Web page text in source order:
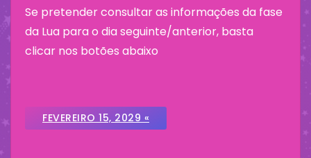
Se pretender consultar as informações da fase
da Lua para o dia seguinte/anterior, basta
clicar nos botões abaixo
FEVEREIRO 15, 2029 «